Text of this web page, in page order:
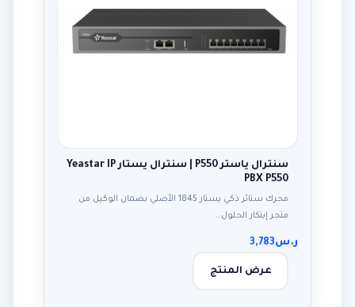
سنترال ياستر P550 | سنترال يستار Yeastar IP
PBX P550
محرك ستائر ذكي يستار 1845 الأصلي بضمان الوكيل من
متجر إبتكار الحلول…
ر.س3,783
عرض المنتج